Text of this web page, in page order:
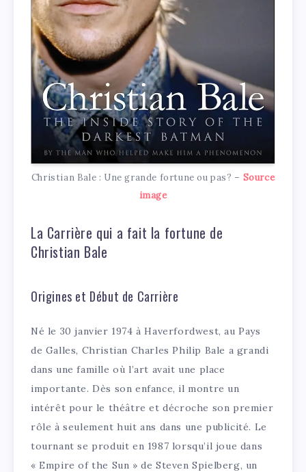
Christian Bale : Une grande fortune ou pas? – Source
image
La Carrière qui a fait la fortune de
Christian Bale
Origines et Début de Carrière
Né le 30 janvier 1974 à Haverfordwest, au Pays
de Galles, Christian Charles Philip Bale a grandi
dans une famille où l’art avait une place
importante. Dès son enfance, il montre un
intérêt pour le théâtre et décroche son premier
rôle à seulement huit ans dans une publicité. Le
tournant se produit en 1987 lorsqu’il joue dans
« Empire of the Sun » de Steven Spielberg, un